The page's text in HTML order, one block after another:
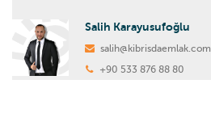
Salih Karayusufoğlu
salih@kibrisdaemlak.com
+90 533 876 88 80